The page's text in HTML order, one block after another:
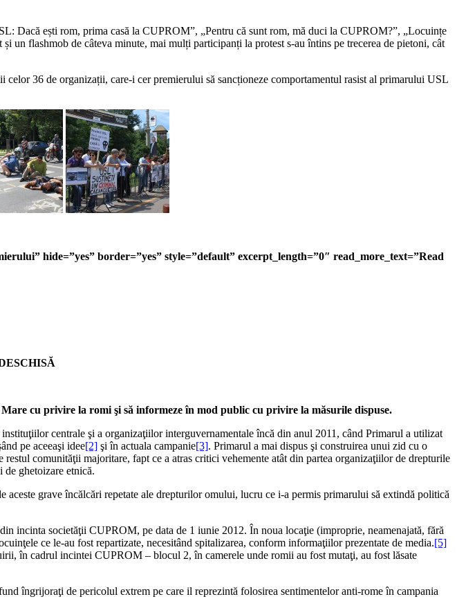
Dacă ești rom, prima casă la CUPROM”, „Pentru că sunt rom, mă duci la CUPROM?”, „Locuințe
un flashmob de câteva minute, mai mulți participanți la protest s-au întins pe trecerea de pietoni, cât
celor 36 de organizații, care-i cer premierului să sancționeze comportamentul rasist al primarului USL
hide=”yes” border=”yes” style=”default” excerpt_length=”0″ read_more_text=”Read
cu privire la romi şi să informeze în mod public cu privire la măsurile dispuse.
centrale şi a organizaţiilor interguvernamentale încă din anul 2011, când Primarul a utilizat
pe aceeaşi idee[2] şi în actuala campanie[3]. Primarul a mai dispus şi construirea unui zid cu o
comunităţii majoritare, fapt ce a atras critici vehemente atât din partea organizaţiilor de drepturile
de ghetoizare etnică.
grave încălcări repetate ale drepturilor omului, lucru ce i-a permis primarului să extindă politică
incinta societăţii CUPROM, pe data de 1 iunie 2012. În noua locaţie (improprie, neamenajată, fără
ce le-au fost repartizate, necesitând spitalizarea, conform informaţiilor prezentate de media.[5]
în cadrul incintei CUPROM – blocul 2, în camerele unde romii au fost mutaţi, au fost lăsate
îngrijoraţi de pericolul extrem pe care il reprezintă folosirea sentimentelor anti-rome în campania